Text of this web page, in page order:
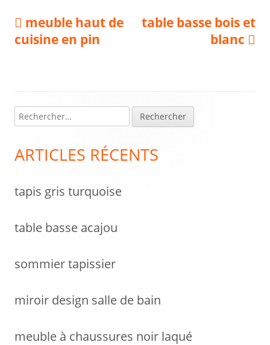
Navigation
de
Previous
article:
meuble haut de
cuisine en pin
Next
table basse bois et
blanc
Colonne
latérale
e
h
r
e
ARTICLES RÉCENTS
tapis gris turquoise
table basse acajou
sommier tapissier
miroir design salle de bain
meuble à chaussures noir laqué